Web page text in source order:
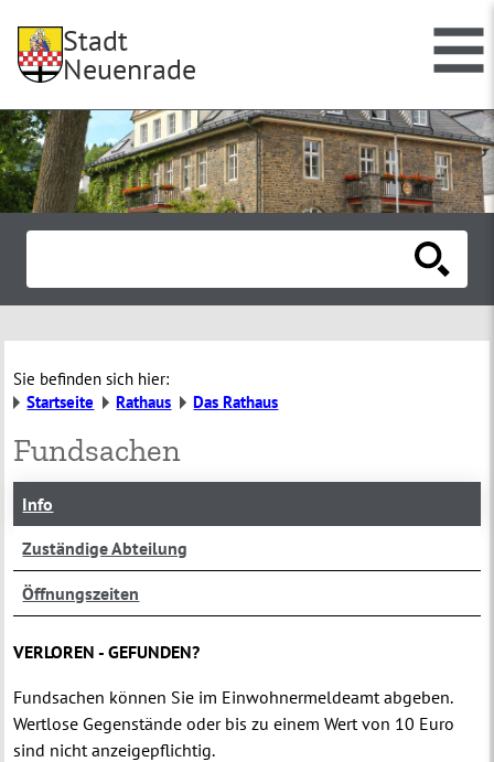
Stadt
Neuenrade
Sie befinden sich hier:
Startseite
Rathaus Das Rathaus
Fundsachen
Info
Zuständige Abteilung
Öffnungszeiten
VERLOREN - GEFUNDEN?
Fundsachen können Sie im Einwohnermeldeamt abgeben.
Wertlose Gegenstände oder bis zu einem Wert von 10 Euro
sind nicht anzeigepflichtig.